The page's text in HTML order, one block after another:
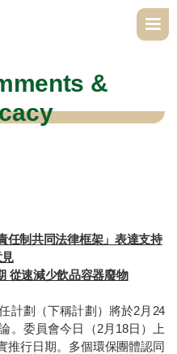
&
任制共同法律框架」表達支持
從速減少飲品容器廢物
計劃（下稱計劃）將於2月24
。委員會今日（2月18日）上
推行日期。多個環保團體認同